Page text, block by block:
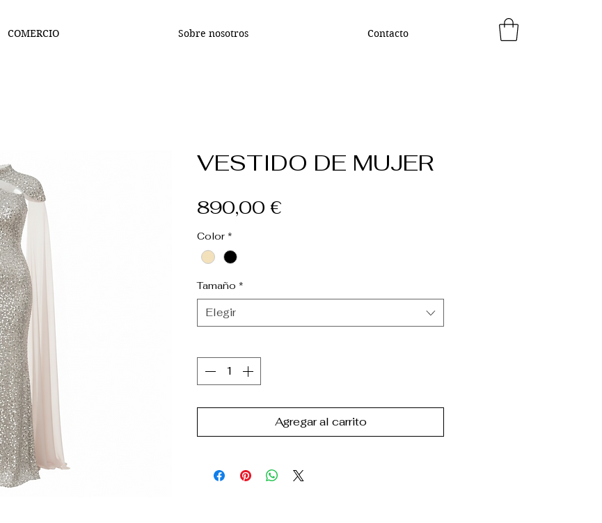
COMERCIO Sobre nosotros Contacto
VESTIDO DE MUJER
890,00 €
Color *
Tamaño *
Elegir
Agregar al carrito